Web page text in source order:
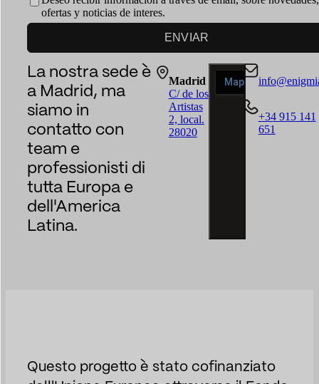
ofertas y noticias de interes.
ENVIAR
La nostra sede è
a Madrid, ma
siamo in
contatto con
team e
professionisti di
tutta Europa e
dell'America
Latina.
Madrid
C/ de los
Artistas
2, local.
28020
+34 915 141
651
Questo progetto è stato cofinanziato